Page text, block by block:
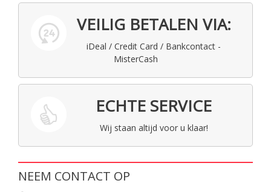
VEILIG BETALEN VIA:
iDeal / Credit Card / Bankcontact -
MisterCash
ECHTE SERVICE
Wij staan altijd voor u klaar!
NEEM CONTACT OP